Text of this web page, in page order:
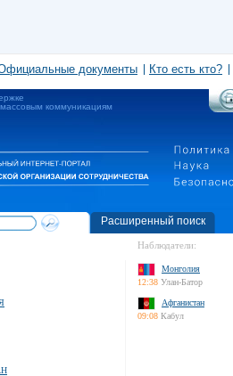
документы Кто есть кто?
коммуникациям
Расширенный поиск
Наблюдатели:
Монголия
12:38 Улан-Батор
Афганистан
09:08 Кабул